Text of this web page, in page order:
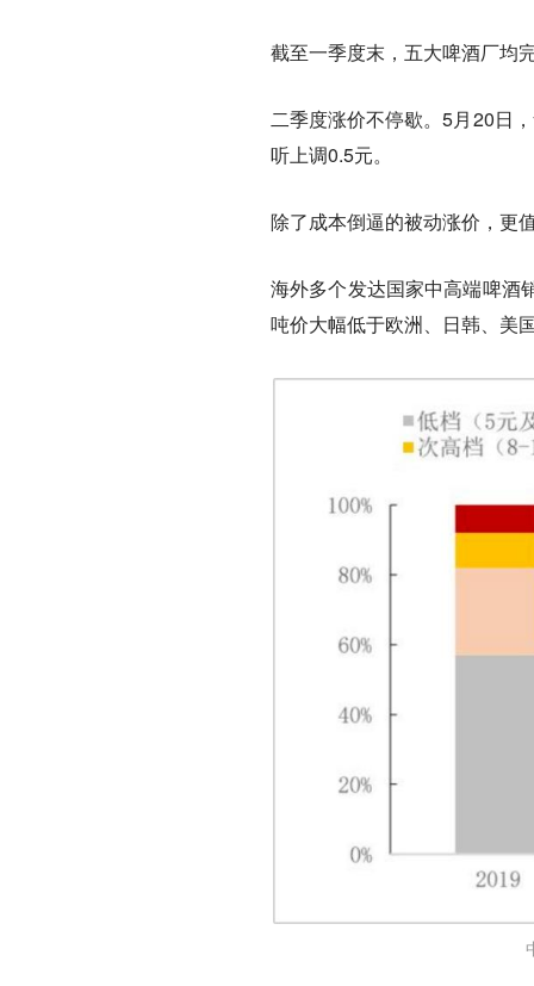
截至一季度末，五大啤酒厂均
二季度涨价不停歇。5月20日
听上调0.5元。
除了成本倒逼的被动涨价，
海外多个发达国家中高端啤酒
吨价大幅低于欧洲、日韩、美